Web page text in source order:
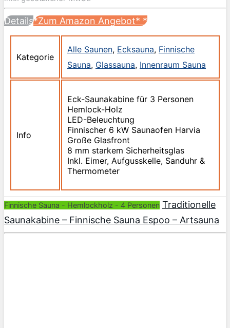
Details*Zum Amazon Angebot* *
Kategorie
Alle Saunen, Ecksauna, Finnische
Sauna, Glassauna, Innenraum Sauna
Info
Eck-Saunakabine für 3 Personen
Hemlock-Holz
LED-Beleuchtung
Finnischer 6 kW Saunaofen Harvia
Große Glasfront
8 mm starkem Sicherheitsglas
Inkl. Eimer, Aufgusskelle, Sanduhr &
Thermometer
Finnische Sauna - Hemlockholz - 4 Personen Traditionelle
Saunakabine – Finnische Sauna Espoo – Artsauna